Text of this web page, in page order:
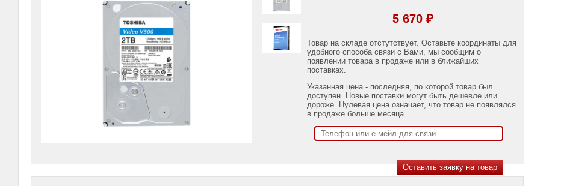
5 670 ₽
Товар на складе отстутствует. Оставьте координаты для
удобного способа связи с Вами, мы сообщим о
появлении товара в продаже или в ближайших
поставках.
Указанная цена - последняя, по которой товар был
доступен. Новые поставки могут быть дешевле или
дороже. Нулевая цена означает, что товар не появлялся
в продаже больше месяца.